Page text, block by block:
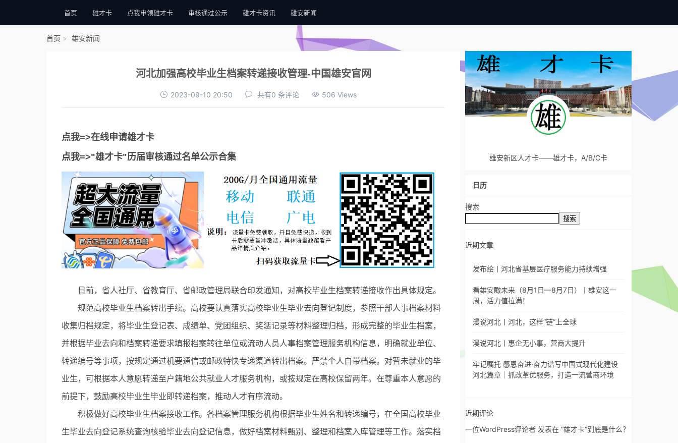
首页 雄才卡 点我申领雄才卡 审核通过公示 雄才卡资讯 雄安新闻
首页 雄安新闻
河北加强高校毕业生档案转递接收管理-中国雄安官网
2023-09-10 20:50 共有0 条评论 506 Views
点我=>在线申请雄才卡
点我=>"雄才卡"历届审核通过名单公示合集
日前，省人社厅、省教育厅、省邮政管理局联合印发通知，对高校毕业生档案转递接收作出具体规定。
规范高校毕业生档案转出手续。高校要认真落实高校毕业生毕业去向登记制度，参照干部人事档案材料
收集归档规定，将毕业生登记表、成绩单、党团组织、奖惩记录等材料整理归档，形成完整的毕业生档案，
并根据毕业去向和档案转递要求填报档案转往单位或流动人员人事档案管理服务机构信息，明确就业单位、
转递编号等事项，按规定通过机要通信或邮政特快专递渠道转出档案。严禁个人自带档案。对暂未就业的毕
业生，可根据本人意愿转递至户籍地公共就业人才服务机构，或按规定在高校保留两年。在尊重本人意愿的
前提下，鼓励高校毕业生毕业即转递档案，推动人才有序流动。
积极做好高校毕业生档案接收工作。各档案管理服务机构根据毕业生姓名和转递编号，在全国高校毕业
生毕业去向登记系统查询核验毕业去向登记信息，做好档案材料甄别、整理和档案入库管理等工作。落实档
雄安新区人才卡——雄才卡，A/B/C卡
日历
搜索
搜索
近期文章
发布绘丨河北省基层医疗服务能力持续增强
看雄安瞰未来（8月1日—8月7日）丨雄安这一
周，活力值拉满！
漫说河北丨河北，这样“链”上全球
漫说河北丨惠企无小事，营商大提升
牢记嘱托 感恩奋进·奋力谱写中国式现代化建设
河北篇章｜抓改革优服务，打造一流营商环境
近期评论
一位WordPress评论者 发表在 “雄才卡”到底是什么？